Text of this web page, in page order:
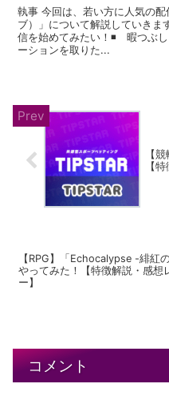
執事 今回は、若い方に人気の
ブ）」について解説していき
信を始めてみたい！◾️ 暇つぶ
ーションを取りた...
【
【
【RPG】「Echocalypse -緋紅
やってみた！【特徴解説・感想
ー】
コメント